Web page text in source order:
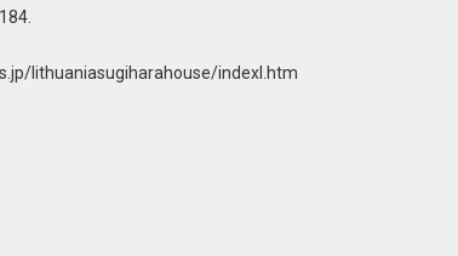
lithuaniasugiharahouse/indexl.htm